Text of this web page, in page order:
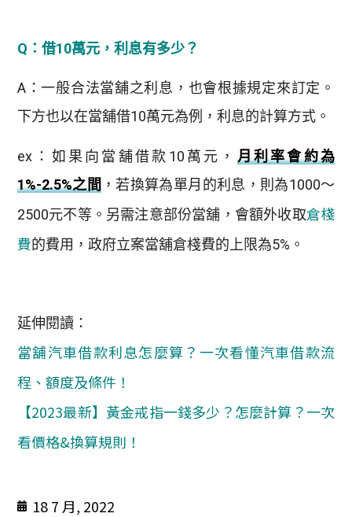
Q：借10萬元，利息有多少？
A：一般合法當舖之利息，也會根據規定來訂定。
下方也以在當舖借10萬元為例，利息的計算方式。
ex：如果向當舖借款10萬元， 月利率會約為
1%-2.5%之間 ，若換算為單月的利息，則為1000～
2500元不等。另需注意部份當舖，會額外收取倉棧
費的費用，政府立案當舖倉棧費的上限為5%。
延伸閱讀：
當舖汽車借款利息怎麼算？一次看懂汽車借款流
程、額度及條件！
【2023最新】黃金戒指一錢多少？怎麼計算？一次
看價格&換算規則！
18 7 月, 2022